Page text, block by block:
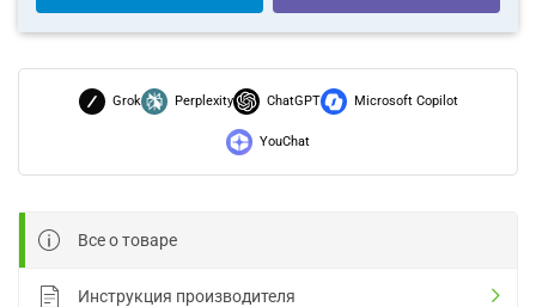
Grok Perplexity ChatGPT Microsoft Copilot
YouChat
Все о товаре
Инструкция производителя